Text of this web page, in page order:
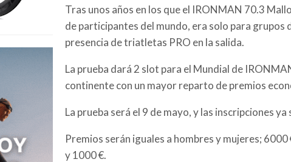
Tras unos años en los que el IRONMAN 70.3
de participantes del mundo, era solo para grupos
presencia de triatletas PRO en la salida.
La prueba dará 2 slot para el Mundial de
continente con un mayor reparto de premios
La prueba será el 9 de mayo, y las inscripciones
Premios serán iguales a hombres y mujeres;
y 1000 €.